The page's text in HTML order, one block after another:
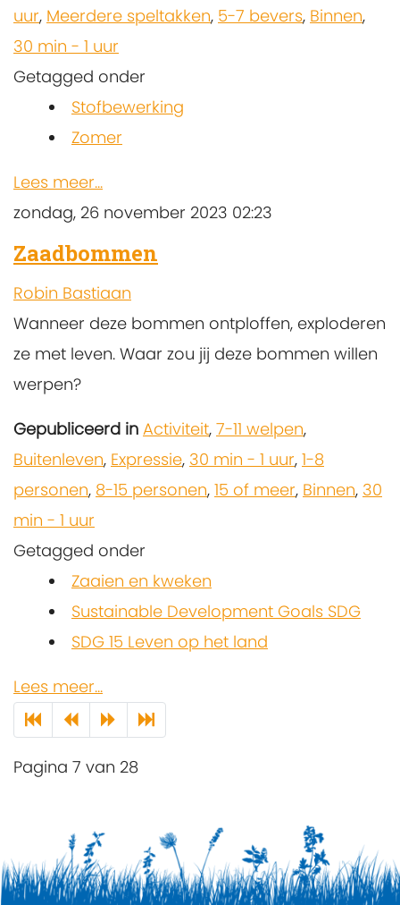
uur, Meerdere speltakken, 5-7 bevers, Binnen,
30 min - 1 uur
Getagged onder
Stofbewerking
Zomer
Lees meer...
zondag, 26 november 2023 02:23
Zaadbommen
Robin Bastiaan
Wanneer deze bommen ontploffen, exploderen
ze met leven. Waar zou jij deze bommen willen
werpen?
Gepubliceerd in Activiteit, 7-11 welpen,
Buitenleven, Expressie, 30 min - 1 uur, 1-8
personen, 8-15 personen, 15 of meer, Binnen, 30
min - 1 uur
Getagged onder
Zaaien en kweken
Sustainable Development Goals SDG
SDG 15 Leven op het land
Lees meer...
Pagina 7 van 28